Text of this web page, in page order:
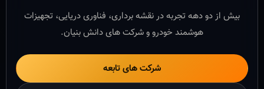
بیش از دو دهه تجربه در نقشه برداری، فناوری دریایی، تجهیزات
هوشمند خودرو و شرکت های دانش بنیان.
شرکت های تابعه